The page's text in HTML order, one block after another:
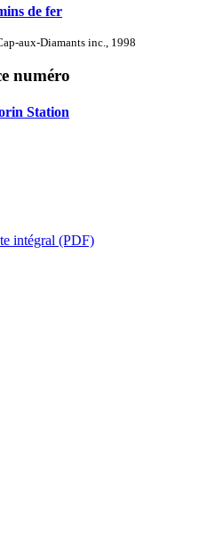
de fer
aux-Diamants inc., 1998
numéro
Station
intégral (PDF)